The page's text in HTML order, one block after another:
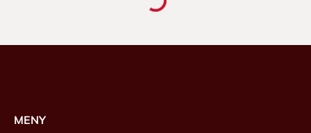
MENY